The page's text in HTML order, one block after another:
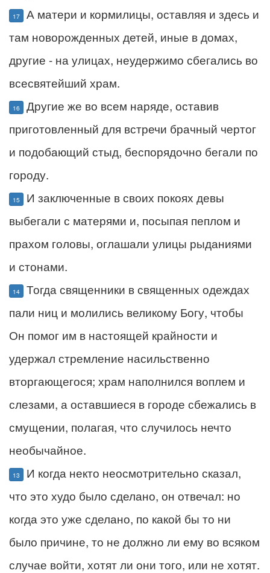
17
А матери и кормилицы, оставляя и здесь и
там новорожденных детей, иные в домах,
другие - на улицах, неудержимо сбегались во
всесвятейший храм.
16
Другие же во всем наряде, оставив
приготовленный для встречи брачный чертог
и подобающий стыд, беспорядочно бегали по
городу.
15
И заключенные в своих покоях девы
выбегали с матерями и, посыпая пеплом и
прахом головы, оглашали улицы рыданиями
и стонами.
14
Тогда священники в священных одеждах
пали ниц и молились великому Богу, чтобы
Он помог им в настоящей крайности и
удержал стремление насильственно
вторгающегося; храм наполнился воплем и
слезами, а оставшиеся в городе сбежались в
смущении, полагая, что случилось нечто
необычайное.
13
И когда некто неосмотрительно сказал,
что это худо было сделано, он отвечал: но
когда это уже сделано, по какой бы то ни
было причине, то не должно ли ему во всяком
случае войти, хотят ли они того, или не хотят.